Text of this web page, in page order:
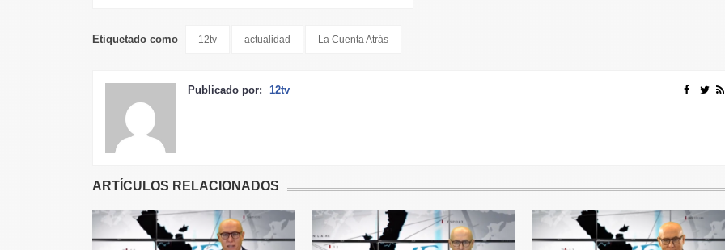
Etiquetado como 12tv actualidad La Cuenta Atrás
Publicado por: 12tv
ARTÍCULOS RELACIONADOS